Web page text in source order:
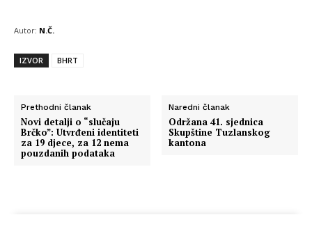
Autor: N.Č.
IZVOR BHRT
Prethodni članak
Novi detalji o “slučaju
Brčko”: Utvrđeni identiteti
za 19 djece, za 12 nema
pouzdanih podataka
Naredni članak
Održana 41. sjednica
Skupštine Tuzlanskog
kantona